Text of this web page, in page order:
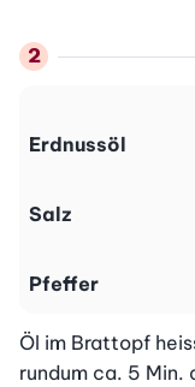
Erdnussöl
Salz
Pfeffer
Öl im Brattopf
rundum ca. 5 Min.